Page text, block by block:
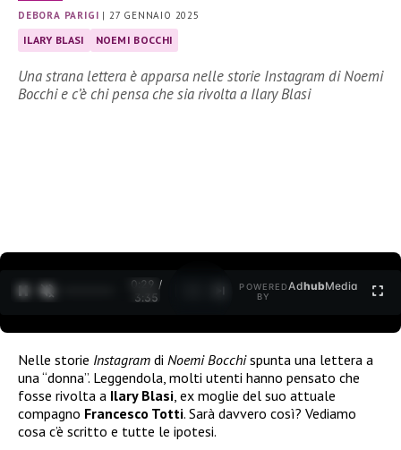
DEBORA PARIGI | 27 GENNAIO 2025
ILARY BLASI NOEMI BOCCHI
Una strana lettera è apparsa nelle storie Instagram di Noemi
Bocchi e c’è chi pensa che sia rivolta a Ilary Blasi
0:30 /
3:35
POWERED
BY
AdhubMedia
Nelle storie Instagram di Noemi Bocchispunta una lettera a
una “donna”. Leggendola, molti utenti hanno pensato che
fosse rivolta a Ilary Blasi , ex moglie del suo attuale
compagno Francesco Totti. Sarà davvero così? Vediamo
cosa c’è scritto e tutte le ipotesi.